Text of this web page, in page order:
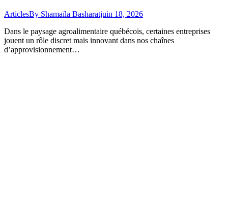
ArticlesBy Shamaïla Basharatjuin 18, 2026
Dans le paysage agroalimentaire québécois, certaines entreprises
jouent un rôle discret mais innovant dans nos chaînes
d’approvisionnement…